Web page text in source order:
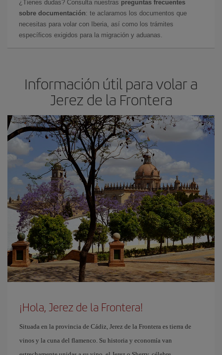
¿Tienes dudas? Consulta nuestras preguntas frecuentes
sobre documentación: te aclaramos los documentos que
necesitas para volar con Iberia, así como los trámites
específicos exigidos para la migración y aduanas.
Información útil para volar a
Jerez de la Frontera
¡Hola, Jerez de la Frontera!
Situada en la provincia de Cádiz, Jerez de la Frontera es tierra de
vinos y la cuna del flamenco. Su historia y economía van